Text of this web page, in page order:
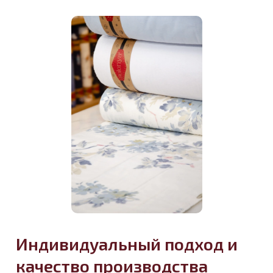
Индивидуальный подход и
качество производства